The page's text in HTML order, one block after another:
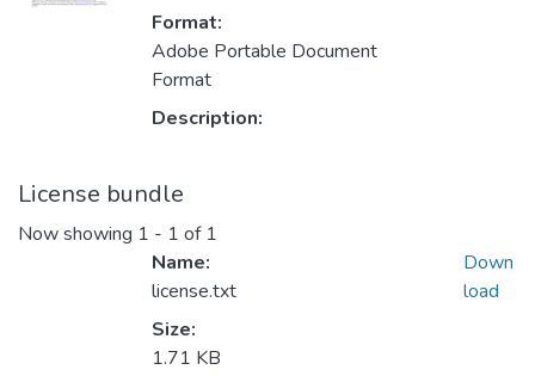
Format:
Adobe Portable Document
Format
Description:
License bundle
Now showing 1 - 1 of 1
Name:
license.txt
Size:
1.71 KB
Down
load